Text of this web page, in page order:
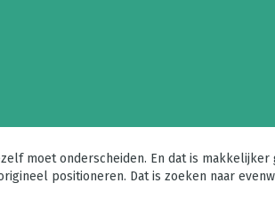
moet onderscheiden. En dat is makkelijker
positioneren. Dat is zoeken naar